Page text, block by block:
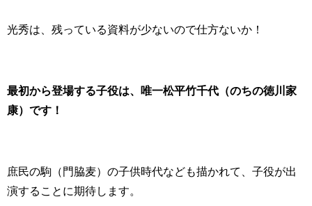
光秀は、残っている資料が少ないので仕方ないか！
最初から登場する子役は、唯一松平竹千代（のちの徳川家
康）です！
庶民の駒（門脇麦）の子供時代なども描かれて、子役が出
演することに期待します。